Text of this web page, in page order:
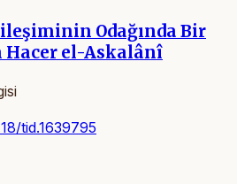
Odağında Bir
Hacer el-Askalânî
tid.1639795